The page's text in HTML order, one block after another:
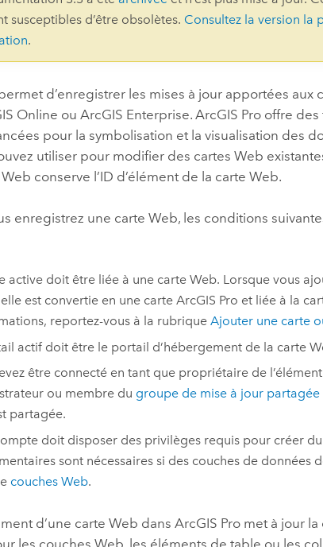
professionnels et
Tous les récits
susceptibles d’être obsolètes. Consultez la version la
.
d’enregistrer les mises à jour apportées aux
Online ouArcGIS Enterprise.ArcGIS Pro offre des
pour la symbolisation et la visualisation des
utiliser pour modifier des cartes Web
conserve l’ID d’élément de la carte Web.
enregistrez une carte Web, les conditions
active doit être liée à une carte Web. Lorsque vous
est convertie en une carte ArcGIS Pro et liée à la
reportez-vous à la rubrique Ajouter une carte
actif doit être le portail d’hébergement de la carte
être connecté en tant que propriétaire de
ou membre du groupe de mise à jour partagée
partagée.
doit disposer des privilèges requis pour créer
sont nécessaires si des couches de données
couches Web.
d’une carte Web dansArcGIS Pro met à jour la